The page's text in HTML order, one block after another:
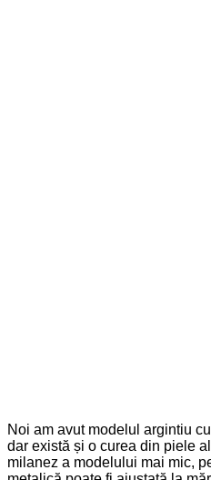
Noi am avut modelul argintiu
dar există și o curea din piele
milanez a modelului mai mic,